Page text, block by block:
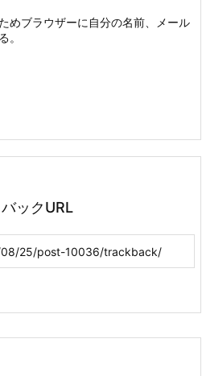
めブラウザーに自分の名前、メール
。
ックURL